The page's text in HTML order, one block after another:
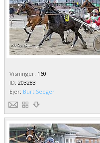
Visninger: 160
ID: 203283
Ejer: Burt Seeger